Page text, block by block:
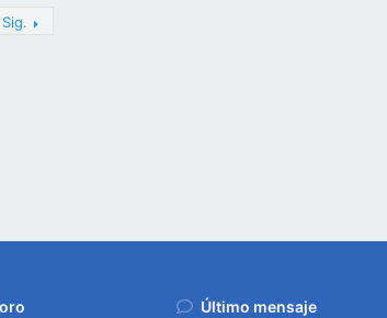
Sig.
Último mensaje